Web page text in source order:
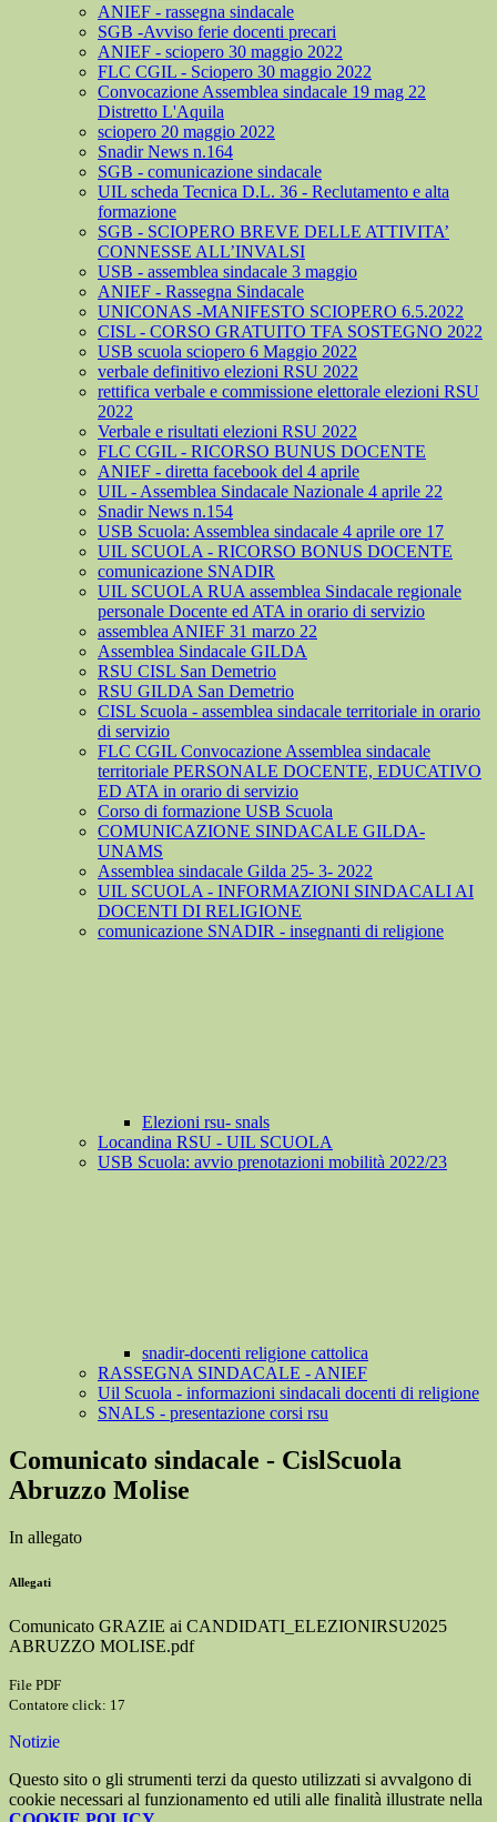
ANIEF - rassegna sindacale
SGB -Avviso ferie docenti precari
ANIEF - sciopero 30 maggio 2022
FLC CGIL - Sciopero 30 maggio 2022
Convocazione Assemblea sindacale 19 mag 22
Distretto L'Aquila
sciopero 20 maggio 2022
Snadir News n.164
SGB - comunicazione sindacale
UIL scheda Tecnica D.L. 36 - Reclutamento e alta
formazione
SGB - SCIOPERO BREVE DELLE ATTIVITA’
CONNESSE ALL’INVALSI
USB - assemblea sindacale 3 maggio
ANIEF - Rassegna Sindacale
UNICONAS -MANIFESTO SCIOPERO 6.5.2022
CISL - CORSO GRATUITO TFA SOSTEGNO 2022
USB scuola sciopero 6 Maggio 2022
verbale definitivo elezioni RSU 2022
rettifica verbale e commissione elettorale elezioni RSU
2022
Verbale e risultati elezioni RSU 2022
FLC CGIL - RICORSO BUNUS DOCENTE
ANIEF - diretta facebook del 4 aprile
UIL - Assemblea Sindacale Nazionale 4 aprile 22
Snadir News n.154
USB Scuola: Assemblea sindacale 4 aprile ore 17
UIL SCUOLA - RICORSO BONUS DOCENTE
comunicazione SNADIR
UIL SCUOLA RUA assemblea Sindacale regionale
personale Docente ed ATA in orario di servizio
assemblea ANIEF 31 marzo 22
Assemblea Sindacale GILDA
RSU CISL San Demetrio
RSU GILDA San Demetrio
CISL Scuola - assemblea sindacale territoriale in orario
di servizio
FLC CGIL Convocazione Assemblea sindacale
territoriale PERSONALE DOCENTE, EDUCATIVO
ED ATA in orario di servizio
Corso di formazione USB Scuola
COMUNICAZIONE SINDACALE GILDA-
UNAMS
Assemblea sindacale Gilda 25- 3- 2022
UIL SCUOLA - INFORMAZIONI SINDACALI AI
DOCENTI DI RELIGIONE
comunicazione SNADIR - insegnanti di religione
Elezioni rsu- snals
Locandina RSU - UIL SCUOLA
USB Scuola: avvio prenotazioni mobilità 2022/23
snadir-docenti religione cattolica
RASSEGNA SINDACALE - ANIEF
Uil Scuola - informazioni sindacali docenti di religione
SNALS - presentazione corsi rsu
Comunicato sindacale - CislScuola
Abruzzo Molise
In allegato
Allegati
Comunicato GRAZIE ai CANDIDATI_ELEZIONIRSU2025
ABRUZZO MOLISE.pdf
File PDF
Contatore click: 17
Notizie
Questo sito o gli strumenti terzi da questo utilizzati si avvalgono di
cookie necessari al funzionamento ed utili alle finalità illustrate nella